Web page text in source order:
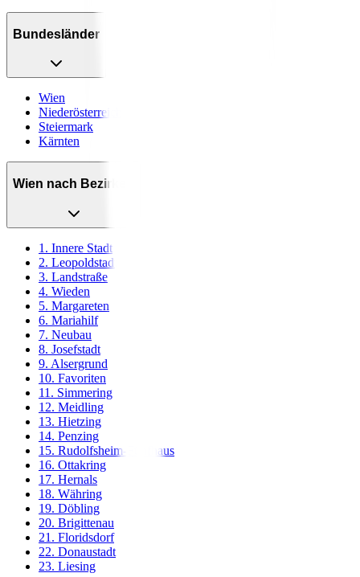
Bundesländer
Wien
Niederösterreich
Steiermark
Kärnten
Wien nach Bezirken
1. Innere Stadt
2. Leopoldstadt
3. Landstraße
4. Wieden
5. Margareten
6. Mariahilf
7. Neubau
8. Josefstadt
9. Alsergrund
10. Favoriten
11. Simmering
12. Meidling
13. Hietzing
14. Penzing
15. Rudolfsheim-Fünfhaus
16. Ottakring
17. Hernals
18. Währing
19. Döbling
20. Brigittenau
21. Floridsdorf
22. Donaustadt
23. Liesing